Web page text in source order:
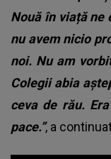
Nouă în viață ne
nu avem nicio
noi. Nu am
Colegii abia
ceva de rău.
pace.”, a